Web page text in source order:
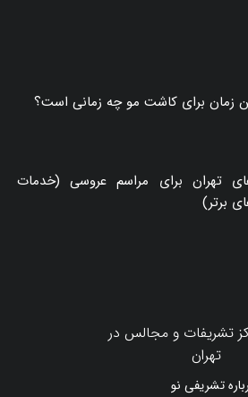
زمان برای کاشت مو چه زمانی است؟
تهران برای مراسم عروسی (خدمات
برتر)
تشریفات و مجالس در
تهران
تشریفی نو